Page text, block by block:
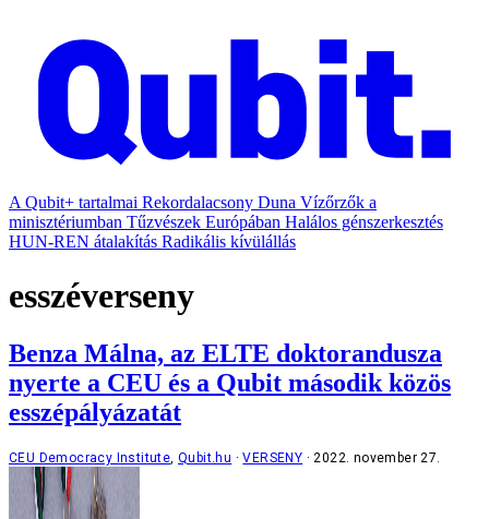
A Qubit+ tartalmai Rekordalacsony Duna Vízőrzők a
minisztériumban Tűzvészek Európában Halálos génszerkesztés
HUN-REN átalakítás Radikális kívülállás
esszéverseny
Benza Málna, az ELTE doktorandusza
nyerte a CEU és a Qubit második közös
esszépályázatát
CEU Democracy Institute, Qubit.hu VERSENY 2022. november 27.